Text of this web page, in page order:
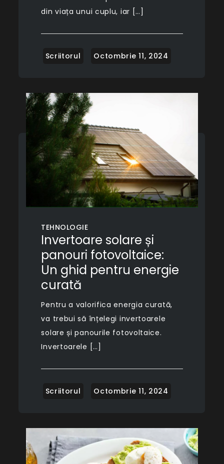
din viața unui cuplu, iar […]
TEHNOLOGIE
Invertoare solare și
panouri fotovoltaice:
Un ghid pentru energie
curată
Pentru a valorifica energia curată,
va trebui să înțelegi invertoarele
solare și panourile fotovoltaice.
Invertoarele […]